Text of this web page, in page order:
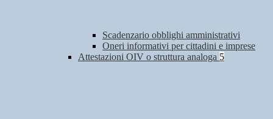
Scadenzario obblighi amministrativi
Oneri informativi per cittadini e imprese
Attestazioni OIV o struttura analoga 5